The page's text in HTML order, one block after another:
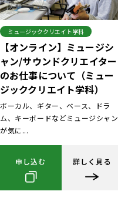
ミュージッククリエイト学科
【オンライン】ミュージシ
ャン/サウンドクリエイター
のお仕事について（ミュー
ジッククリエイト学科）
ボーカル、ギター、ベース、ドラ
ム、キーボードなどミュージシャン
が気に...
申し込む 詳しく見る